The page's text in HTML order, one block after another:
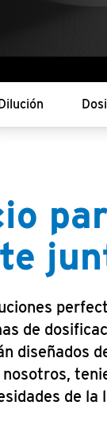
Dilución
de
diseñados
de la